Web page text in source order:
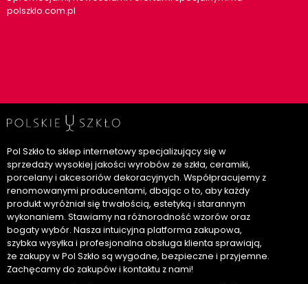
polszklo.com.pl
Pol Szkło to sklep internetowy specjalizujący się w
sprzedaży wysokiej jakości wyrobów ze szkła, ceramiki,
porcelany i akcesoriów dekoracyjnych. Współpracujemy z
renomowanymi producentami, dbając o to, aby każdy
produkt wyróżniał się trwałością, estetyką i starannym
wykonaniem. Stawiamy na różnorodność wzorów oraz
bogaty wybór. Nasza intuicyjna platforma zakupowa,
szybka wysyłka i profesjonalna obsługa klienta sprawiają,
że zakupy w Pol Szkło są wygodne, bezpieczne i przyjemne.
Zachęcamy do zakupów i kontaktu z nami!